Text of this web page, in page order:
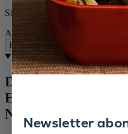
Sichere Zahlung
Auf Lager
Beschreibung
Beschreibung
DIE
ENTKORKENS,
NOCH
Newsletter